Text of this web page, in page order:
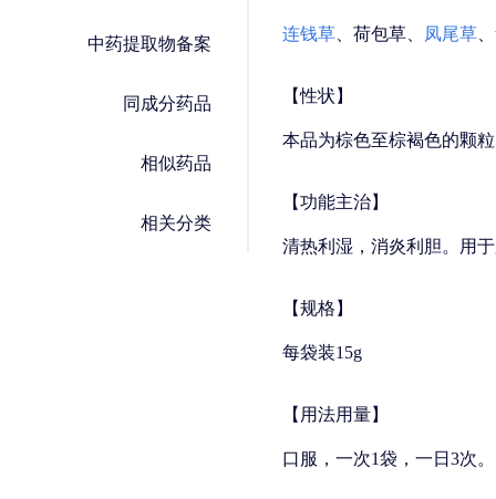
中药提取物备案
同成分药品
相似药品
相关分类
连钱草 、荷包草、 凤尾草
【性状】
本品为棕色至棕褐色的颗
【功能主治】
清热利湿，消炎利胆。用
【规格】
每袋装15g
【用法用量】
口服，一次1袋，一日3次。